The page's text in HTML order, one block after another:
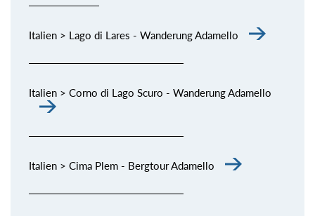
Italien > Lago di Lares - Wanderung Adamello
Italien > Corno di Lago Scuro - Wanderung Adamello
Italien > Cima Plem - Bergtour Adamello